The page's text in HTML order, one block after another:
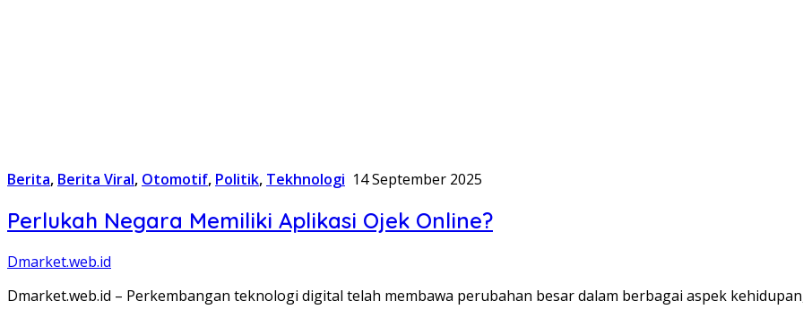
Berita, Berita Viral, Otomotif, Politik, Tekhnologi 14 September 2025
Perlukah Negara Memiliki Aplikasi Ojek Online?
Dmarket.web.id
Dmarket.web.id – Perkembangan teknologi digital telah membawa perubahan besar dalam berbagai aspek